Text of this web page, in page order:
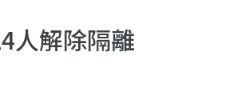
人解除隔離